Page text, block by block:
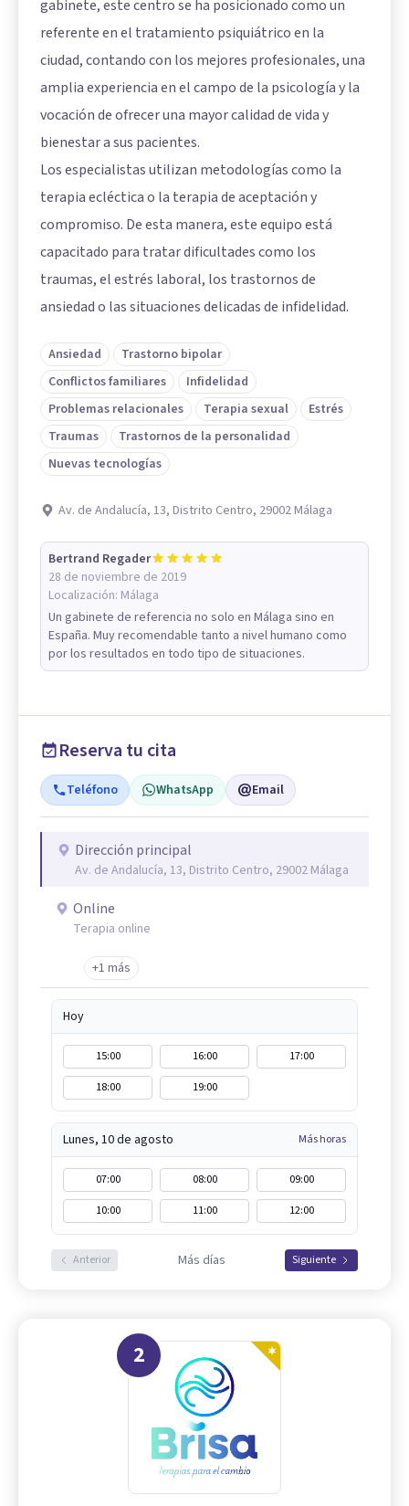
gabinete, este centro se ha posicionado como un
referente en el tratamiento psiquiátrico en la
ciudad, contando con los mejores profesionales, una
amplia experiencia en el campo de la psicología y la
vocación de ofrecer una mayor calidad de vida y
bienestar a sus pacientes.
Los especialistas utilizan metodologías como la
terapia ecléctica o la terapia de aceptación y
compromiso. De esta manera, este equipo está
capacitado para tratar dificultades como los
traumas, el estrés laboral, los trastornos de
ansiedad o las situaciones delicadas de infidelidad.
Ansiedad
Trastorno bipolar
Conflictos familiares
Infidelidad
Problemas relacionales
Terapia sexual
Estrés
Traumas
Trastornos de la personalidad
Nuevas tecnologías
Av. de Andalucía, 13, Distrito Centro, 29002 Málaga
Bertrand Regader
28 de noviembre de 2019
Localización: Málaga
Un gabinete de referencia no solo en Málaga sino en
España. Muy recomendable tanto a nivel humano como
por los resultados en todo tipo de situaciones.
Reserva tu cita
Teléfono WhatsApp Email
Dirección principal
Av. de Andalucía, 13, Distrito Centro, 29002 Málaga
Online
Terapia online
+1 más
Hoy
15:00 16:00
17:00
18:00
19:00
Lunes, 10 de agosto Más horas
07:00 08:00
09:00
10:00
11:00 12:00
Anterior Más días Siguiente
2